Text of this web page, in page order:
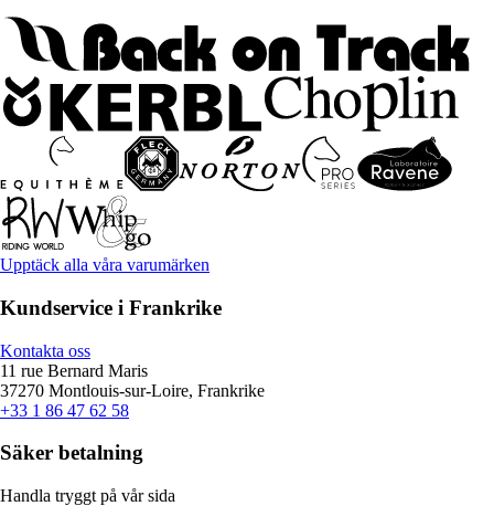
Upptäck alla våra varumärken
Kundservice i Frankrike
Kontakta oss
11 rue Bernard Maris
37270 Montlouis-sur-Loire, Frankrike
+33 1 86 47 62 58
Säker betalning
Handla tryggt på vår sida